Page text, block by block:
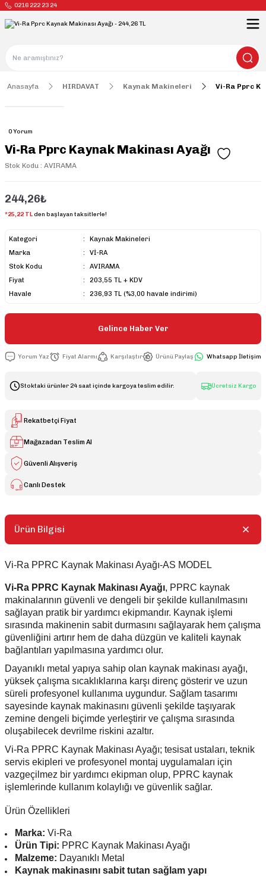
0216 222 23 24
Anasayfa HIRDAVAT Kaynak Makineleri Vi-Ra Pprc
0 Yorum
Vi-Ra Pprc Kaynak Makinası Ayağı
Stok Kodu : AVIRAMA
244,26₺
*25,22 TLden başlayan taksitlerle!
Kategori
Kaynak Makineleri
Marka
Vİ-RA
Stok Kodu
AVIRAMA
Fiyat
203,55 TL + KDV
Havale
236,93 TL (%3,00 havale indirimi)
Gelince Haber Ver
Yorum Yaz Fiyat Alarmı Karşılaştır Ürünü Paylaş Whatsapp İletişim
Stoktaki ürünler 24 saat içinde kargoya teslim edilir. Ücretsiz Kargo
Rekatbetçi Fiyat
Mağazadan Teslim Al
Güvenli Alışveriş
Canlı Destek
Ürün Bilgisi
Vi-Ra PPRC Kaynak Makinası Ayağı-AS MODEL
Vi-Ra PPRC Kaynak Makinası Ayağı, PPRC kaynak
makinalarının güvenli ve dengeli bir şekilde kullanılmasını
sağlayan pratik bir yardımcı ekipmandır. Kaynak işlemi
sırasında makinenin sabit durmasını sağlayarak hem çalışma
güvenliğini artırır hem de daha düzgün ve kaliteli kaynak
bağlantıları yapılmasına yardımcı olur.
Dayanıklı metal yapıya sahip olan kaynak makinası ayağı,
yüksek çalışma sıcaklıklarına karşı direnç gösterir ve uzun
süreli profesyonel kullanıma uygundur. Sağlam tasarımı
sayesinde kaynak makinasını güvenli şekilde taşıyarak
zemine dengeli biçimde yerleştirir ve çalışma sırasında
oluşabilecek devrilme riskini azaltır.
Vi-Ra PPRC Kaynak Makinası Ayağı; tesisat ustaları, teknik
servis ekipleri ve profesyonel montaj uygulamaları için
vazgeçilmez bir yardımcı ekipman olup, PPRC kaynak
işlemlerinde kullanım kolaylığı ve güvenlik sağlar.
Ürün Özellikleri
Marka: Vi-Ra
Ürün Tipi: PPRC Kaynak Makinası Ayağı
Malzeme: Dayanıklı Metal
Kaynak makinasını sabit tutan sağlam yapı